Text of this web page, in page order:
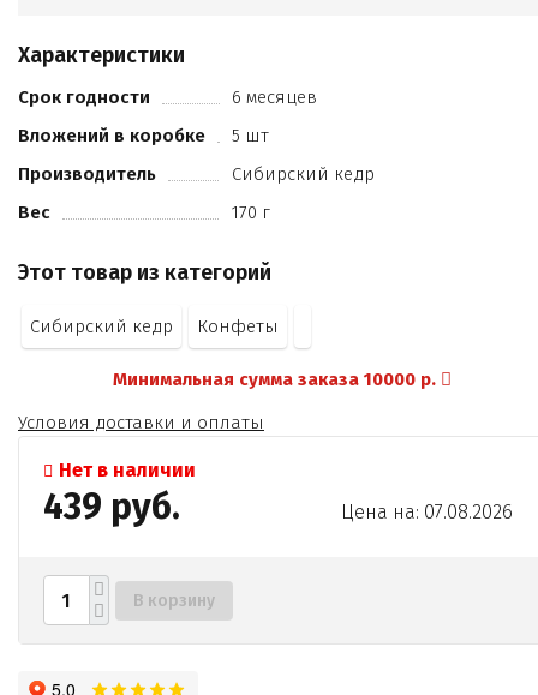
ядро миндаля
молоко сухое обезжиренное
пастила облепиховая (пюре яблочное
ягоды облепихи)
лецитин (эмульгатор)
Характеристики
Срок годности
6 месяцев
Вложений в коробке
5 шт
Производитель
Сибирский кедр
Вес
170 г
Этот товар из категорий
Сибирский кедр Конфеты
Минимальная сумма заказа 10000 р.
Условия доставки и оплаты
Нет в наличии
439 руб. Цена на: 07.08.2026
В корзину